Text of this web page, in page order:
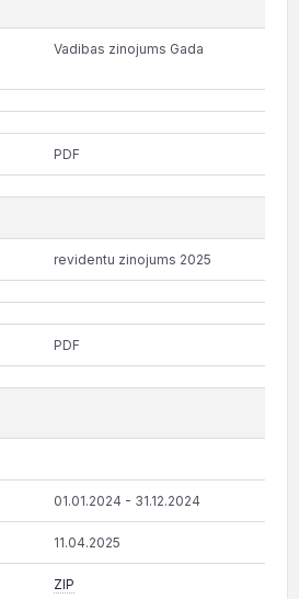
Vadibas zinojums Gada
PDF
revidentu zinojums 2025
PDF
01.01.2024 - 31.12.2024
11.04.2025
ZIP